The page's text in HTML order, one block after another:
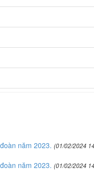
năm 2023. (01/02/2024
năm 2023. (01/02/2024